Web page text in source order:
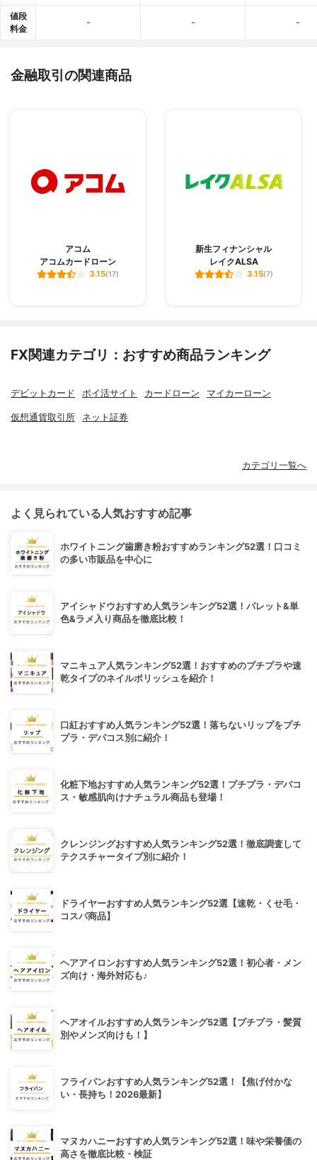
値段
料金
- - -
金融取引の関連商品
アコム
アコムカードローン
3.15(17)
新生フィナンシャル
レイクALSA
3.15(7)
FX関連カテゴリ：おすすめ商品ランキング
デビットカード ポイ活サイト カードローン マイカーローン
仮想通貨取引所 ネット証券
カテゴリ一覧へ
よく見られている人気おすすめ記事
ホワイトニング歯磨き粉おすすめランキング52選！口コミ
の多い市販品を中心に
アイシャドウおすすめ人気ランキング52選！パレット&単
色&ラメ入り商品を徹底比較！
マニキュア人気ランキング52選！おすすめのプチプラや速
乾タイプのネイルポリッシュを紹介！
口紅おすすめ人気ランキング52選！落ちないリップをプチ
プラ・デパコス別に紹介！
化粧下地おすすめ人気ランキング52選！プチプラ・デパコ
ス・敏感肌向けナチュラル商品も登場！
クレンジングおすすめ人気ランキング52選！徹底調査して
テクスチャータイプ別に紹介！
ドライヤーおすすめ人気ランキング52選【速乾・くせ毛・
コスパ商品】
ヘアアイロンおすすめ人気ランキング52選！初心者・メン
ズ向け・海外対応も♪
ヘアオイルおすすめ人気ランキング52選【プチプラ・髪質
別やメンズ向けも！】
フライパンおすすめ人気ランキング52選！【焦げ付かな
い・長持ち！2026最新】
マヌカハニーおすすめ人気ランキング52選！味や栄養価の
高さを徹底比較・検証